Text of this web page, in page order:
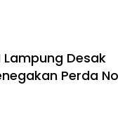
Lampung Desak
Perda No